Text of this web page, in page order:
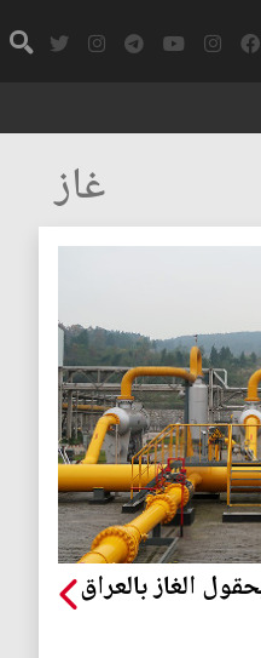
غاز
الغاز بالعراق